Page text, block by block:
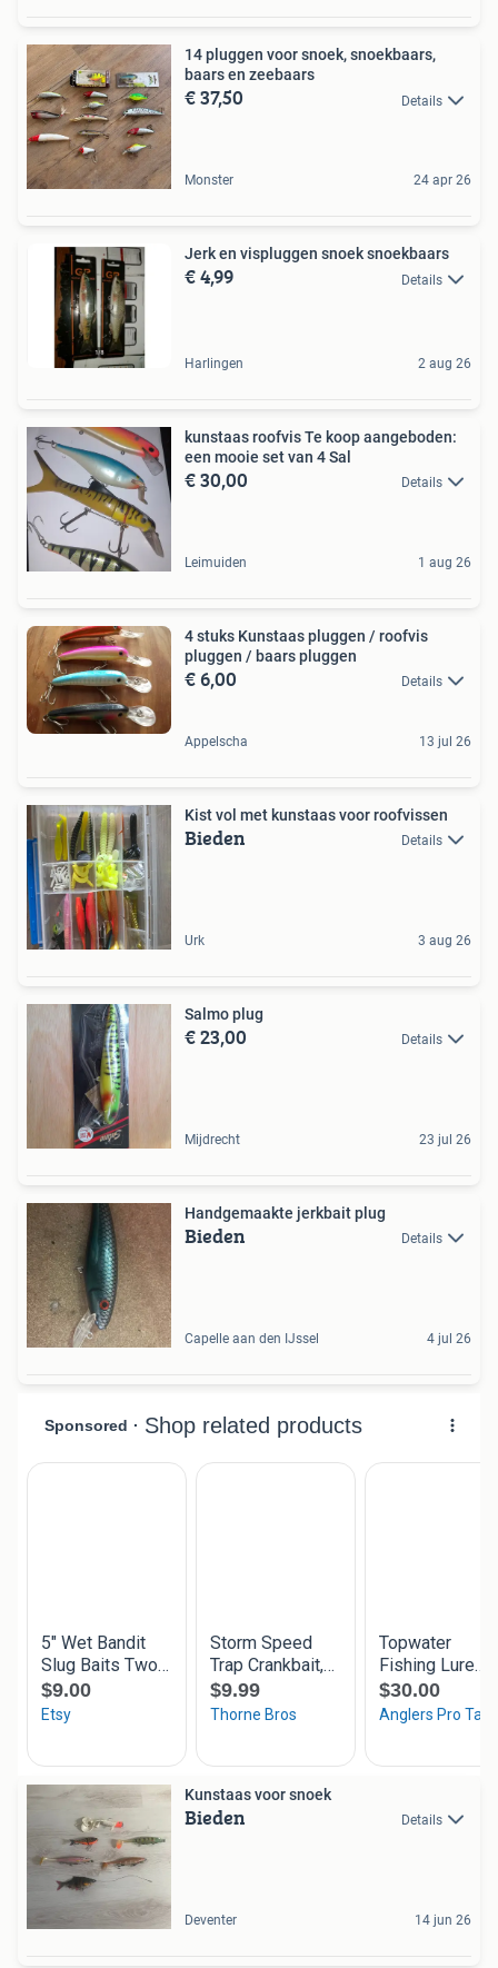
14 pluggen voor snoek, snoekbaars,
baars en zeebaars
€ 37,50 Details
Monster 24 apr 26
Jerk en vispluggen snoek snoekbaars
€ 4,99 Details
Harlingen 2 aug 26
kunstaas roofvis Te koop aangeboden:
een mooie set van 4 Sal
€ 30,00 Details
Leimuiden 1 aug 26
4 stuks Kunstaas pluggen / roofvis
pluggen / baars pluggen
€ 6,00 Details
Appelscha 13 jul 26
Kist vol met kunstaas voor roofvissen
Bieden Details
Urk 3 aug 26
Salmo plug
€ 23,00 Details
Mijdrecht 23 jul 26
Handgemaakte jerkbait plug
Bieden Details
Capelle aan den IJssel 4 jul 26
Kunstaas voor snoek
Bieden Details
Deventer 14 jun 26